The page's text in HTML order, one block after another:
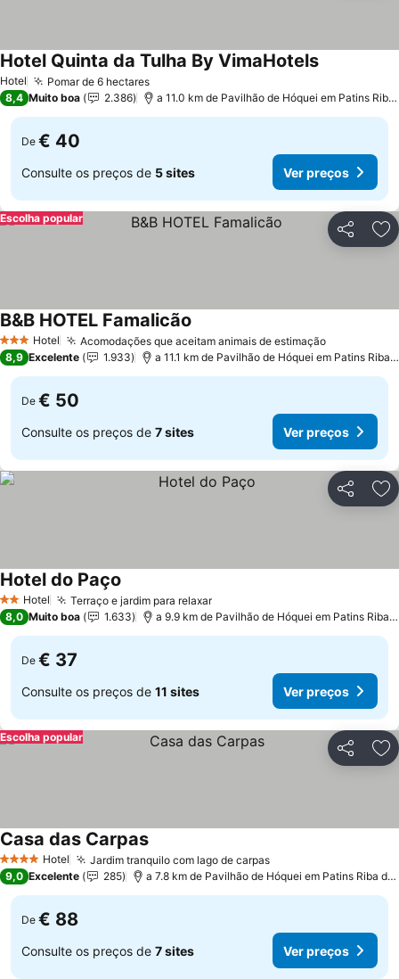
Hotel Pomar de 6 hectares
Hotel Quinta da Tulha By VimaHotels
8,4 Muito boa 2.386 a 11.0 km de Pavilhão de Hóquei em Patins Riba de Ave Hóquei Clube
De € 40
Consulte os preços de 5 sites Ver preços
Partilhar
Escolha popular
3 EstrelasHotel Acomodações que aceitam animais de estimação
B&B HOTEL Famalicão
8,9 Excelente 1.933 a 11.1 km de Pavilhão de Hóquei em Patins Riba de Ave Hóquei Clube
De € 50
Consulte os preços de 7 sites Ver preços
Partilhar
2 Estrelas
Hotel Terraço e jardim para relaxar
Hotel do Paço
8,0 Muito boa 1.633 a 9.9 km de Pavilhão de Hóquei em Patins Riba de Ave Hóquei Clube
De € 37
Consulte os preços de 11 sites Ver preços
Partilhar
Escolha popular
4 EstrelasHotel Jardim tranquilo com lago de carpas
Casa das Carpas
9,0 Excelente 285 a 7.8 km de Pavilhão de Hóquei em Patins Riba de Ave Hóquei Clube
De € 88
Consulte os preços de 7 sites Ver preços